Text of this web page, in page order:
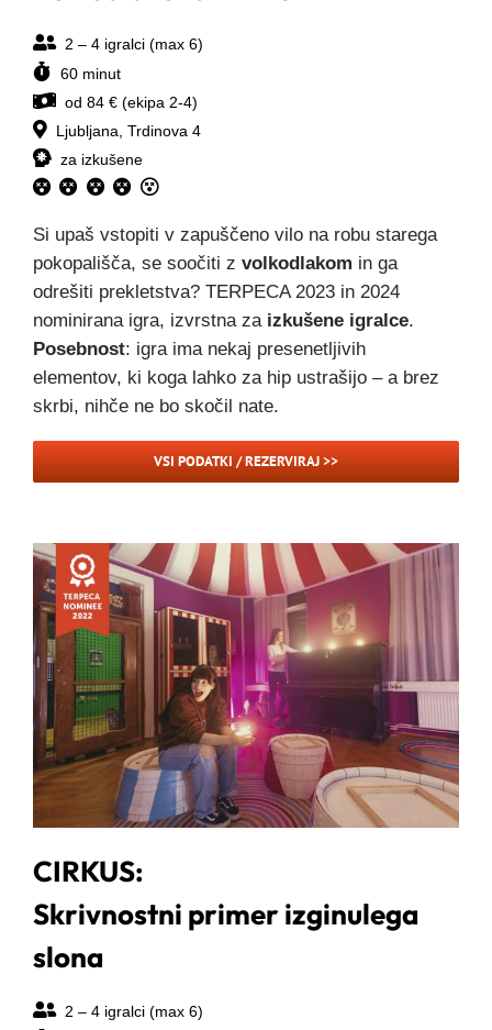
2 – 4 igralci (max 6)
60 minut
od 84 € (ekipa 2-4)
Ljubljana, Trdinova 4
za izkušene
Si upaš vstopiti v zapuščeno vilo na robu starega
pokopališča, se soočiti z volkodlakom in ga
odrešiti prekletstva? TERPECA 2023 in 2024
nominirana igra, izvrstna za izkušene igralce.
Posebnost: igra ima nekaj presenetljivih
elementov, ki koga lahko za hip ustrašijo – a brez
skrbi, nihče ne bo skočil nate.
VSI PODATKI / REZERVIRAJ >>
CIRKUS:
Skrivnostni primer izginulega
slona
2 – 4 igralci (max 6)